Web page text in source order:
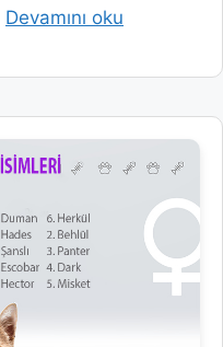
Devamını oku